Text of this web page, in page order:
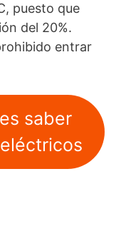
puesto que
del 20%.
entrar
saber